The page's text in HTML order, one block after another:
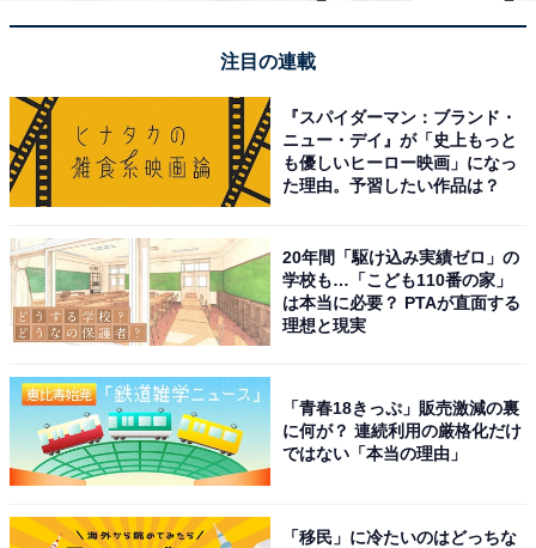
この新駅舎をデザインしたのが隈研吾氏。隈氏らしく、
ークな駅舎だと野田氏は説明する。また、駅裏には、
2015年11月に
日帰り温泉施設がオープンしており、駅舎
とともに話題になっているという。
注目の連載
『スパイダーマン：ブランド・
ニュー・デイ』が「史上もっと
も優しいヒーロー映画」になっ
た理由。予習したい作品は？
20年間「駆け込み実績ゼロ」の
学校も…「こども110番の家」
は本当に必要？ PTAが直面する
理想と現実
「青春18きっぷ」販売激減の裏
に何が？ 連続利用の厳格化だけ
ではない「本当の理由」
「移民」に冷たいのはどっちな